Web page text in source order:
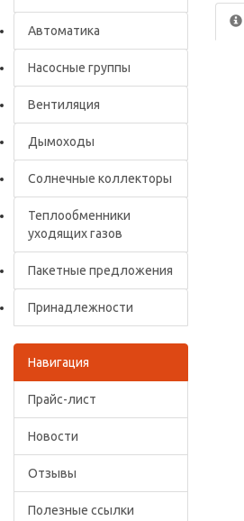
Автоматика
Насосные группы
Вентиляция
Дымоходы
Солнечные коллекторы
Теплообменники
уходящих газов
Пакетные предложения
Принадлежности
Навигация
Прайс-лист
Новости
Отзывы
Полезные ссылки